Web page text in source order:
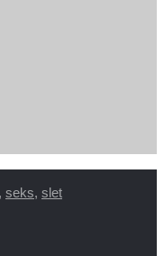
seks, slet